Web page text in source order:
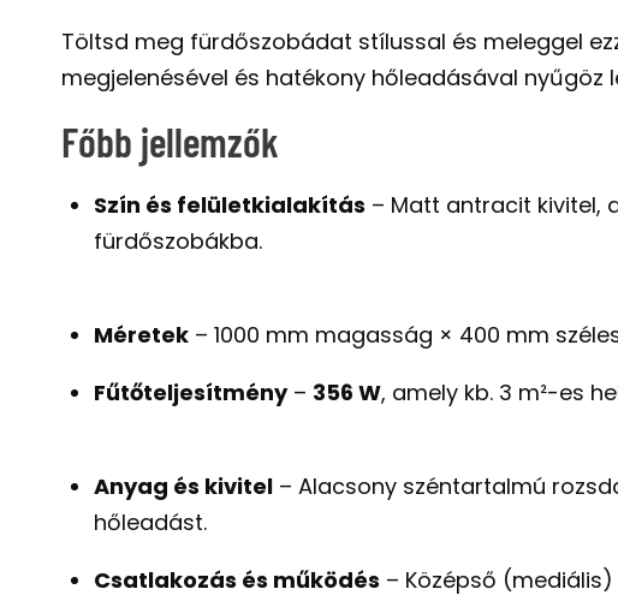
Töltsd meg fürdőszobádat stílussal és meleggel
megjelenésével és hatékony hőleadásával nyűgöz
Főbb jellemzők
Szín és felületkialakítás – Matt antracit kivitel,
fürdőszobákba.
Méretek – 1000 mm magasság × 400 mm
Fűtőteljesítmény– 356 W, amely kb. 3 m²-es
Anyag és kivitel – Alacsony széntartalmú
hőleadást.
Csatlakozás és működés – Középső